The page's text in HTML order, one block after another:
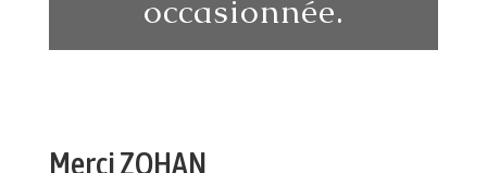
occasionnée.
Merci ZOHAN